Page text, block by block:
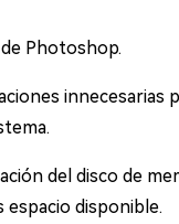
Photoshop.
innecesarias
del disco de
espacio disponible.